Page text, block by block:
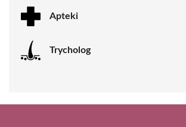
Apteki
Trycholog